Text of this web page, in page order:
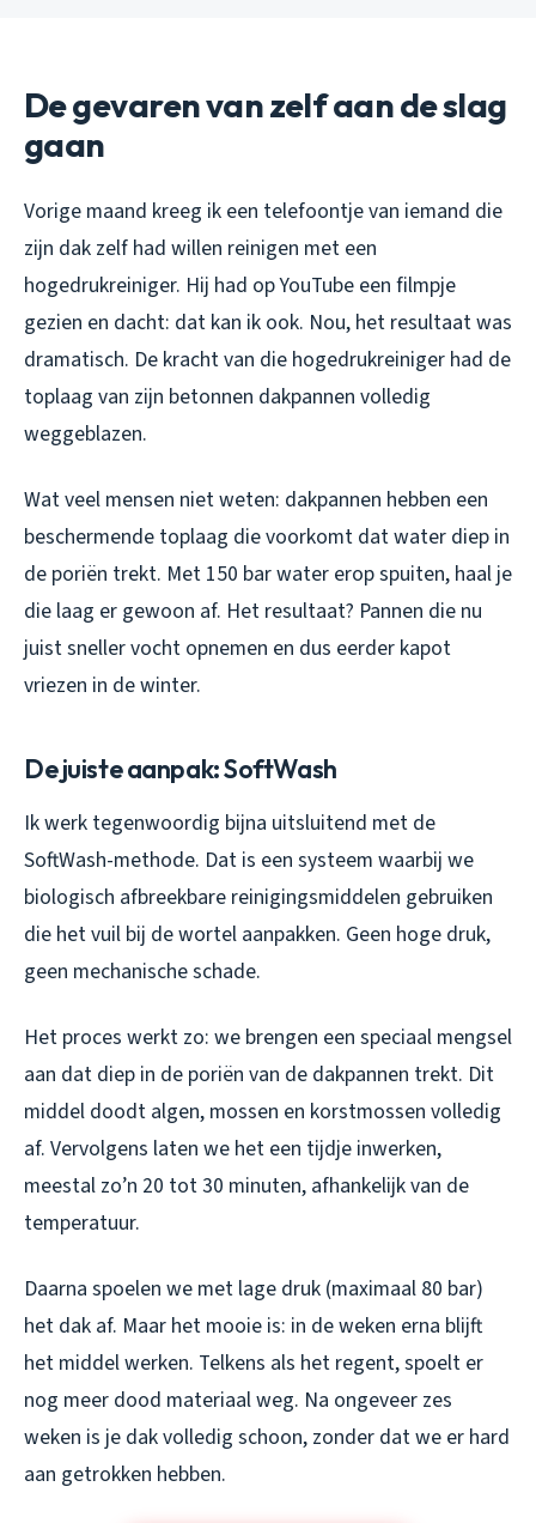
De gevaren van zelf aan de slag
gaan
Vorige maand kreeg ik een telefoontje van iemand die
zijn dak zelf had willen reinigen met een
hogedrukreiniger. Hij had op YouTube een filmpje
gezien en dacht: dat kan ik ook. Nou, het resultaat was
dramatisch. De kracht van die hogedrukreiniger had de
toplaag van zijn betonnen dakpannen volledig
weggeblazen.
Wat veel mensen niet weten: dakpannen hebben een
beschermende toplaag die voorkomt dat water diep in
de poriën trekt. Met 150 bar water erop spuiten, haal je
die laag er gewoon af. Het resultaat? Pannen die nu
juist sneller vocht opnemen en dus eerder kapot
vriezen in de winter.
De juiste aanpak: SoftWash
Ik werk tegenwoordig bijna uitsluitend met de
SoftWash-methode. Dat is een systeem waarbij we
biologisch afbreekbare reinigingsmiddelen gebruiken
die het vuil bij de wortel aanpakken. Geen hoge druk,
geen mechanische schade.
Het proces werkt zo: we brengen een speciaal mengsel
aan dat diep in de poriën van de dakpannen trekt. Dit
middel doodt algen, mossen en korstmossen volledig
af. Vervolgens laten we het een tijdje inwerken,
meestal zo’n 20 tot 30 minuten, afhankelijk van de
temperatuur.
Daarna spoelen we met lage druk (maximaal 80 bar)
het dak af. Maar het mooie is: in de weken erna blijft
het middel werken. Telkens als het regent, spoelt er
nog meer dood materiaal weg. Na ongeveer zes
weken is je dak volledig schoon, zonder dat we er hard
aan getrokken hebben.